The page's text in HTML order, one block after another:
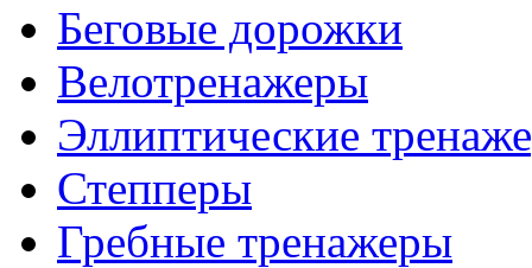
Беговые дорожки
Велотренажеры
Эллиптические
Степперы
Гребные тренажеры